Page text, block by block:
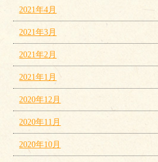
2021年4月
2021年3月
2021年2月
2021年1月
2020年12月
2020年11月
2020年10月